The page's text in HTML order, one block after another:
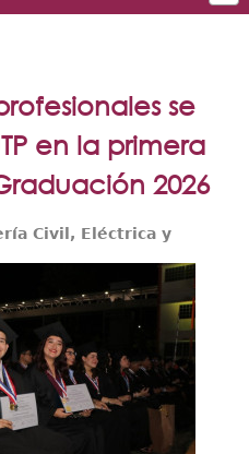
Aviación
se
en la primera
2026
Civil, Eléctrica y